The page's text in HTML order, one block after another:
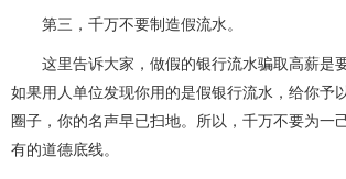
第三，千万不要制造假流水。
这里告诉大家，做假的银行流水骗取高薪是要
如果用人单位发现你用的是假银行流水，给你予
圈子，你的名声早已扫地。所以，千万不要为一
有的道德底线。